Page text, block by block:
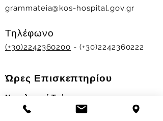
grammateia@kos-hospital.gov.gr
Τηλέφωνο
(+30)2242360200 - (+30)2242360222
Ώρες Επισκεπτηρίου
Νοσηλευτικά Τμήματα
Χειμερινό ωράριο: 11.00-13.00
17.30-19.30